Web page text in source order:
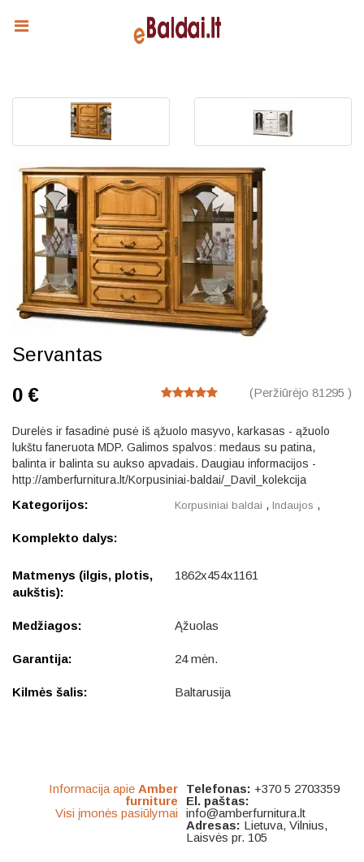
Servantas
(Peržiūrėjo 81295 )
0 €
Durelės ir fasadinė pusė iš ąžuolo masyvo, karkasas - ąžuolo
lukštu faneruota MDP. Galimos spalvos: medaus su patina,
balinta ir balinta su aukso apvadais. Daugiau informacijos -
http://amberfurnitura.lt/Korpusiniai-baldai/_Davil_kolekcija
Kategorijos: Korpusiniai baldai , Indaujos ,
Komplekto dalys:
Matmenys (ilgis, plotis,
aukštis):
1862x454x1161
Medžiagos: Ąžuolas
Garantija: 24 mėn.
Kilmės šalis: Baltarusija
Informacija apie Amber
furniture
Visi įmonės pasiūlymai
Telefonas: +370 5 2703359
El. paštas:
info@amberfurnitura.lt
Adresas: Lietuva, Vilnius,
Laisvės pr. 105